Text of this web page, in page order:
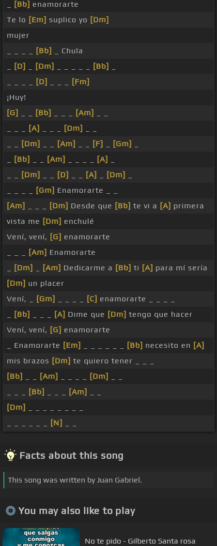
[Bb] enamorarte
Te lo [Em] suplico yo [Dm]
mujer
[Bb]
_ Chula
[D] [Dm] [Bb]
[D]
[Fm]
¡Huy!
[G]
[Bb] [Am]
[A] [Dm]
[Dm] [Am] [F] [Gm]
[Bb] [Am] [A]
[Dm] [D] [A] [Dm]
[Gm] Enamorarte _ _
[Am]
[Dm] Desde que [Bb] te vi a [A] primera
vista me [Dm] enchulé
Vení, vení, [G] enamorarte
[Am] Enamorarte
[Dm] [Am] Dedicarme a [Bb] ti [A] para mí sería
[Dm] un placer
Vení, _
[Gm] [C] enamorarte _ _ _ _
[Bb] [A] Dime que [Dm] tengo que hacer
Vení, vení, [G] enamorarte
_ Enamorarte [Em] [Bb] necesito en [A]
mis brazos [Dm] te quiero tener _ _ _
[Bb]
[Am] [Dm]
[Bb] [Am]
[Dm]
[N]
Facts about this song
This song was written by Juan Gabriel.
You may also like to play
No te pido - Gilberto Santa rosa